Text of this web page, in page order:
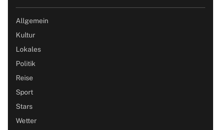
Allgemein
Kultur
Lokales
Politik
Reise
Sport
Stars
Wetter